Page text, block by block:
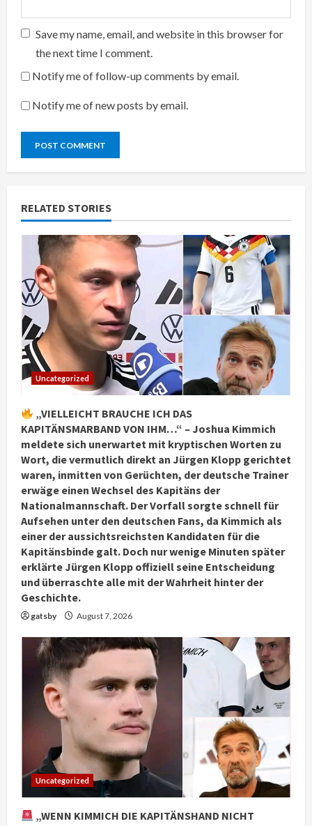
Save my name, email, and website in this browser for
the next time I comment.
Notify me of follow-up comments by email.
Notify me of new posts by email.
RELATED STORIES
Uncategorized
„VIELLEICHT BRAUCHE ICH DAS
KAPITÄNSMARBAND VON IHM…“ – Joshua Kimmich
meldete sich unerwartet mit kryptischen Worten zu
Wort, die vermutlich direkt an Jürgen Klopp gerichtet
waren, inmitten von Gerüchten, der deutsche Trainer
erwäge einen Wechsel des Kapitäns der
Nationalmannschaft. Der Vorfall sorgte schnell für
Aufsehen unter den deutschen Fans, da Kimmich als
einer der aussichtsreichsten Kandidaten für die
Kapitänsbinde galt. Doch nur wenige Minuten später
erklärte Jürgen Klopp offiziell seine Entscheidung
und überraschte alle mit der Wahrheit hinter der
Geschichte.
gatsby August 7, 2026
Uncategorized
„WENN KIMMICH DIE KAPITÄNSHAND NICHT